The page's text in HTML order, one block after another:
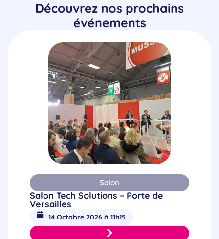
Découvrez nos prochains
événements
Salon
Salon Tech Solutions – Porte de
Versailles
14 Octobre 2026 à 11h15